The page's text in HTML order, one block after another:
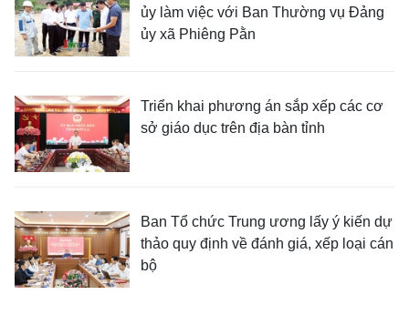
ủy làm việc với Ban Thường vụ Đảng
ủy xã Phiêng Pằn
Triển khai phương án sắp xếp các cơ
sở giáo dục trên địa bàn tỉnh
Ban Tổ chức Trung ương lấy ý kiến dự
thảo quy định về đánh giá, xếp loại cán
bộ